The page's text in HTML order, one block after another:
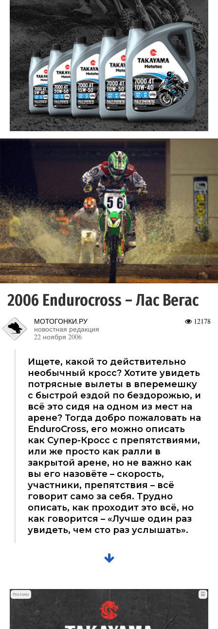
2006 Endurocross – Лас Вегас
12178
МОТОГОНКИ.РУ
новостная редакция
22 ноября 2006
Ищете, какой то действительно
необычный кросс? Хотите увидеть
потрясные вылеты в вперемешку
с быстрой ездой по бездорожью, и
всё это сидя на одном из мест на
арене? Тогда добро пожаловать на
EnduroCross, его можно описать
как Супер-Кросс с препятствиями,
или же просто как ралли в
закрытой арене, но не важно как
вы его назовёте – скорость,
участники, препятствия – всё
говорит само за себя. Трудно
описать, как проходит это всё, но
как говорится – «Лучше один раз
увидеть, чем сто раз услышать».
Реклама ☰